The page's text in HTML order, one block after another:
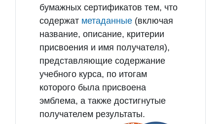
бумажных сертификатов тем, что
содержат метаданные (включая
название, описание, критерии
присвоения и имя получателя),
представляющие содержание
учебного курса, по итогам
которого была присвоена
эмблема, а также достигнутые
получателем результаты.